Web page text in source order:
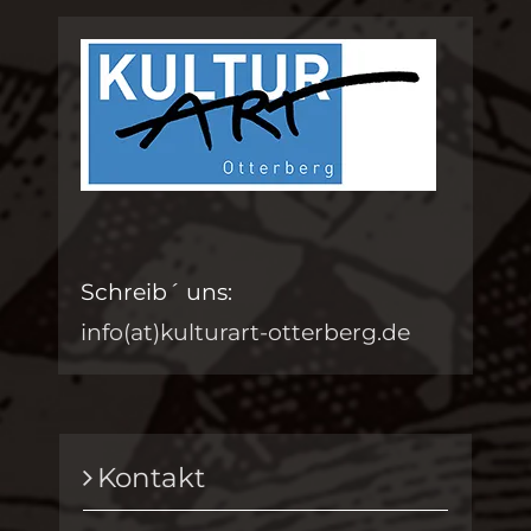
Schreib´ uns:
info(at)kulturart-otterberg.de
Kontakt